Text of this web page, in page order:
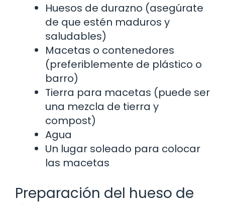
Huesos de durazno (asegúrate
de que estén maduros y
saludables)
Macetas o contenedores
(preferiblemente de plástico o
barro)
Tierra para macetas (puede ser
una mezcla de tierra y
compost)
Agua
Un lugar soleado para colocar
las macetas
Preparación del hueso de